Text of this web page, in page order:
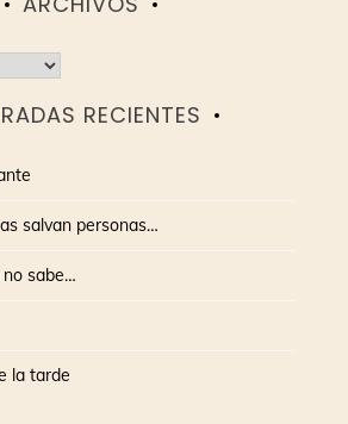
RECIENTES
salvan personas…
sabe…
la tarde